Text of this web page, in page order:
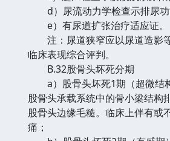
d）尿流动力学检查示排尿功
e）有尿道扩张治疗适应证。
注：尿道狭窄应以尿道造影
临床表现综合评判。
B.32股骨头坏死分期
a）股骨头坏死1期（超微结
股骨头承载系统中的骨小梁结构
股骨头边缘毛糙。临床上伴有或
痛；